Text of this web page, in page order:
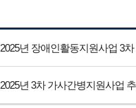
2025년 장애인활동지원사업 3
2025년 3차 가사간병지원사업